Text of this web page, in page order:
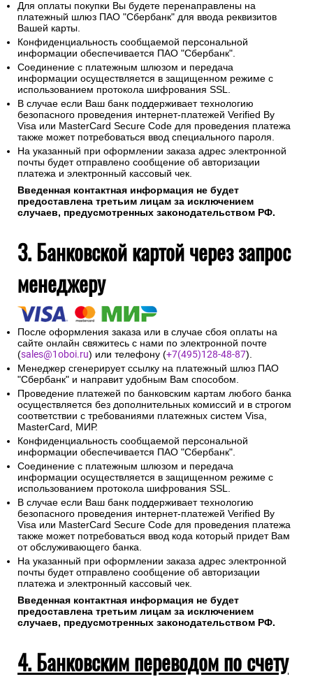
Для оплаты покупки Вы будете перенаправлены на
платежный шлюз ПАО "Сбербанк" для ввода реквизитов
Вашей карты.
Конфиденциальность сообщаемой персональной
информации обеспечивается ПАО "Сбербанк".
Соединение с платежным шлюзом и передача
информации осуществляется в защищенном режиме с
использованием протокола шифрования SSL.
В случае если Ваш банк поддерживает технологию
безопасного проведения интернет-платежей Verified By
Visa или MasterCard Secure Code для проведения платежа
также может потребоваться ввод специального пароля.
На указанный при оформлении заказа адрес электронной
почты будет отправлено сообщение об авторизации
платежа и электронный кассовый чек.
Введенная контактная информация не будет
предоставлена третьим лицам за исключением
случаев, предусмотренных законодательством РФ.
3. Банковской картой через запрос
менеджеру
После оформления заказа или в случае сбоя оплаты на
сайте онлайн свяжитесь с нами по электронной почте
(sales@1oboi.ru) или телефону (+7(495)128-48-87).
Менеджер сгенерирует ссылку на платежный шлюз ПАО
"Сбербанк" и направит удобным Вам способом.
Проведение платежей по банковским картам любого банка
осуществляется без дополнительных комиссий и в строгом
соответствии с требованиями платежных систем Visa,
MasterCard, МИР.
Конфиденциальность сообщаемой персональной
информации обеспечивается ПАО "Сбербанк".
Соединение с платежным шлюзом и передача
информации осуществляется в защищенном режиме с
использованием протокола шифрования SSL.
В случае если Ваш банк поддерживает технологию
безопасного проведения интернет-платежей Verified By
Visa или MasterCard Secure Code для проведения платежа
также может потребоваться ввод кода который придет Вам
от обслуживающего банка.
На указанный при оформлении заказа адрес электронной
почты будет отправлено сообщение об авторизации
платежа и электронный кассовый чек.
Введенная контактная информация не будет
предоставлена третьим лицам за исключением
случаев, предусмотренных законодательством РФ.
4. Банковским переводом по счету